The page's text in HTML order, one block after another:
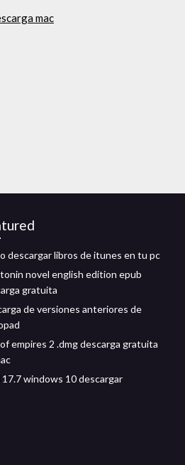
mac
descargar libros de itunes en tu pc
novel english edition epub
gratuita
de versiones anteriores de
empires 2 .dmg descarga gratuita
17.7 windows 10 descargar